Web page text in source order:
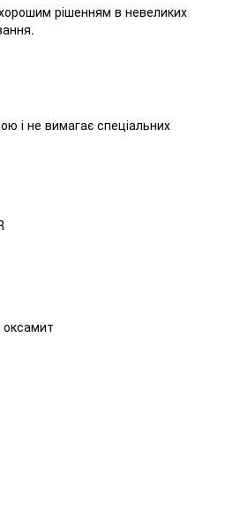
рішенням в невеликих
і не вимагає спеціальних